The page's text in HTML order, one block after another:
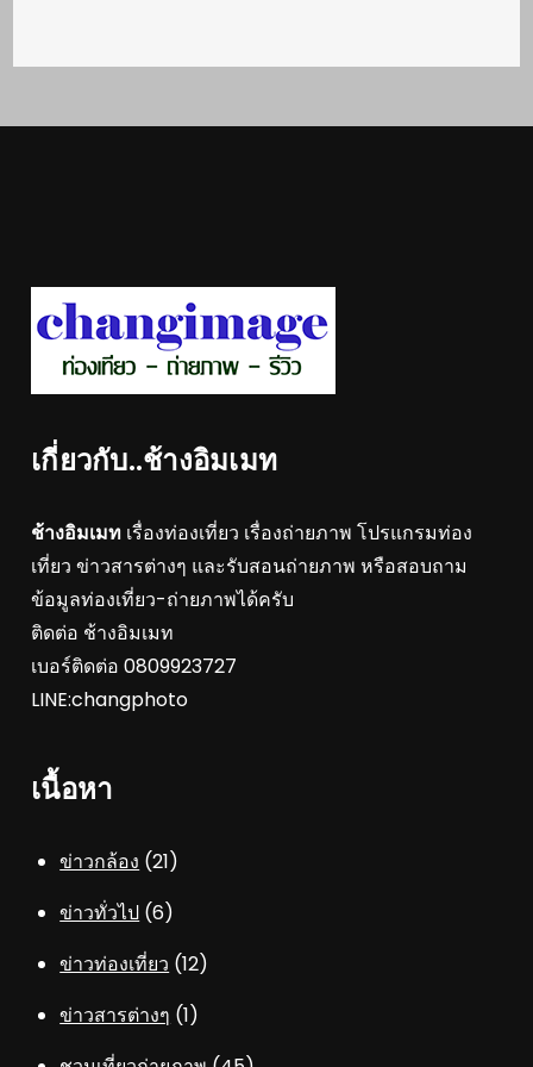
เกี่ยวกับ..ช้างอิมเมท
ช้างอิมเมท เรื่องท่องเที่ยว เรื่องถ่ายภาพ โปรแกรมท่อง
เที่ยว ข่าวสารต่างๆ และรับสอนถ่ายภาพ หรือสอบถาม
ข้อมูลท่องเที่ยว-ถ่ายภาพได้ครับ
ติดต่อ ช้างอิมเมท
เบอร์ติดต่อ 0809923727
LINE:changphoto
เนื้อหา
ข่าวกล้อง (21)
ข่าวทั่วไป (6)
ข่าวท่องเที่ยว (12)
ข่าวสารต่างๆ (1)